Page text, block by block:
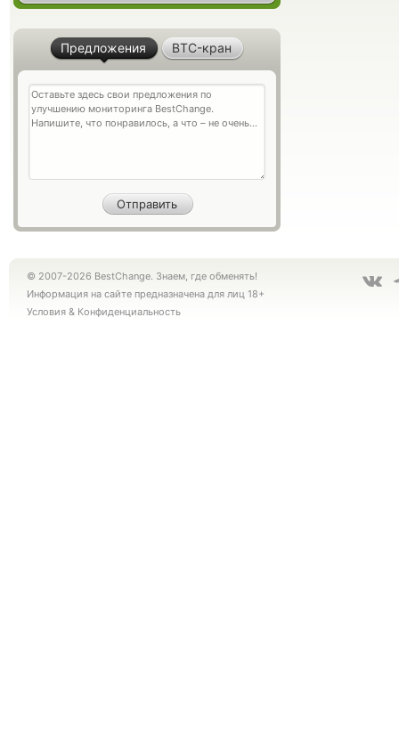
Предложения BTC-кран
© 2007-2026 BestChange. Знаем, где обменять!
Информация на сайте предназначена для лиц 18+
Условия & Конфиденциальность